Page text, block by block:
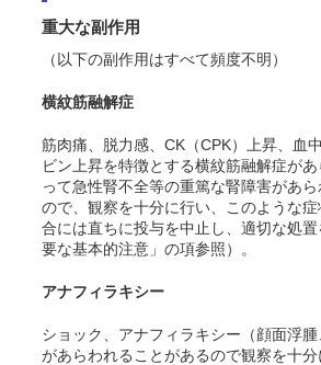
重大な副作用
（以下の副作用はすべて頻度不明）
横紋筋融解症
筋肉痛、脱力感、CK（CPK）上昇、血
ビン上昇を特徴とする横紋筋融解症が
って急性腎不全等の重篤な腎障害があ
ので、観察を十分に行い、このような
合には直ちに投与を中止し、適切な処
要な基本的注意」の項参照）。
アナフィラキシー
ショック、 アナフィラキシー （顔面浮
があらわれることがあるので観察を十